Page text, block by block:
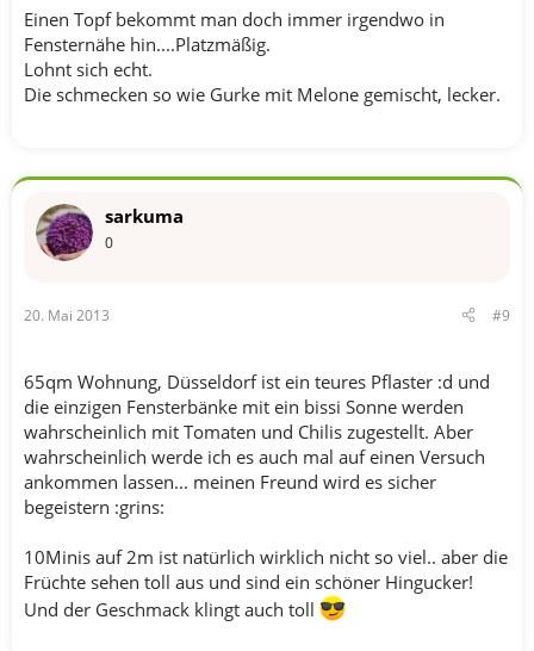
Einen Topf bekommt man doch immer irgendwo in
Fensternähe hin....Platzmäßig.
Lohnt sich echt.
Die schmecken so wie Gurke mit Melone gemischt, lecker.
sarkuma
0
20. Mai 2013 #9
65qm Wohnung, Düsseldorf ist ein teures Pflaster :d und
die einzigen Fensterbänke mit ein bissi Sonne werden
wahrscheinlich mit Tomaten und Chilis zugestellt. Aber
wahrscheinlich werde ich es auch mal auf einen Versuch
ankommen lassen... meinen Freund wird es sicher
begeistern :grins:
10Minis auf 2m ist natürlich wirklich nicht so viel.. aber die
Früchte sehen toll aus und sind ein schöner Hingucker!
Und der Geschmack klingt auch toll